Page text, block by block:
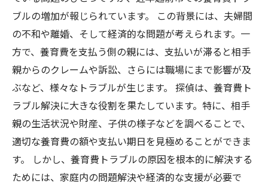
ブルの増加が報じられています。 この背景には、夫婦間
の不和や離婚、そして経済的な問題が考えられます。一
方で、養育費を支払う側の親には、支払いが滞ると相手
親からのクレームや訴訟、さらには職場にまで影響が及
ぶなど、様々なトラブルが生じます。 探偵は、養育費ト
ラブル解決に大きな役割を果たしています。特に、相手
親の生活状況や財産、子供の様子などを調べることで、
適切な養育費の額や支払い期日を見極めることができま
す。 しかし、養育費トラブルの原因を根本的に解決する
ためには、家庭内の問題解決や経済的な支援が必要で